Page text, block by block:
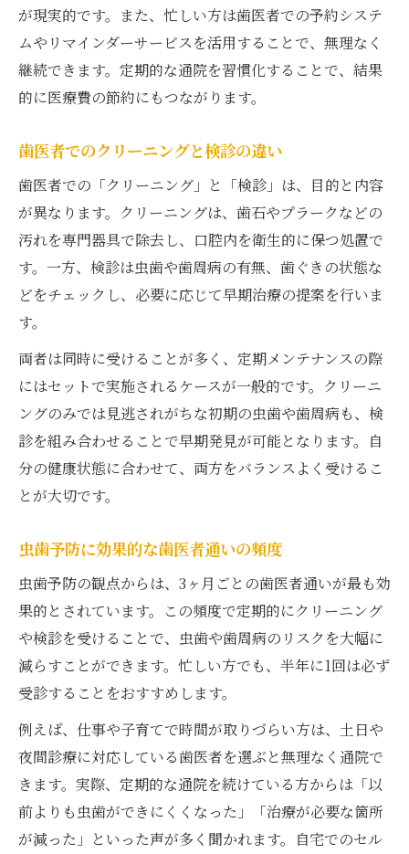
歯医者メンテナンス保険適用のメリット
自費メンテナンスで得られる追加効果
保険と自費の料金や内容の違いを解説
自費治療の選び方と注意点を押さえよう
が現実的です。また、忙しい方は歯医者での予約システ
ムやリマインダーサービスを活用することで、無理なく
継続できます。定期的な通院を習慣化することで、結果
的に医療費の節約にもつながります。
歯医者でのクリーニングと検診の違い
歯医者での「クリーニング」と「検診」は、目的と内容
が異なります。クリーニングは、歯石やプラークなどの
汚れを専門器具で除去し、口腔内を衛生的に保つ処置で
す。一方、検診は虫歯や歯周病の有無、歯ぐきの状態な
どをチェックし、必要に応じて早期治療の提案を行いま
す。
両者は同時に受けることが多く、定期メンテナンスの際
にはセットで実施されるケースが一般的です。クリーニ
ングのみでは見逃されがちな初期の虫歯や歯周病も、検
診を組み合わせることで早期発見が可能となります。自
分の健康状態に合わせて、両方をバランスよく受けるこ
とが大切です。
虫歯予防に効果的な歯医者通いの頻度
虫歯予防の観点からは、3ヶ月ごとの歯医者通いが最も効
果的とされています。この頻度で定期的にクリーニング
や検診を受けることで、虫歯や歯周病のリスクを大幅に
減らすことができます。忙しい方でも、半年に1回は必ず
受診することをおすすめします。
例えば、仕事や子育てで時間が取りづらい方は、土日や
夜間診療に対応している歯医者を選ぶと無理なく通院で
きます。実際、定期的な通院を続けている方からは「以
前よりも虫歯ができにくくなった」「治療が必要な箇所
が減った」といった声が多く聞かれます。自宅でのセル